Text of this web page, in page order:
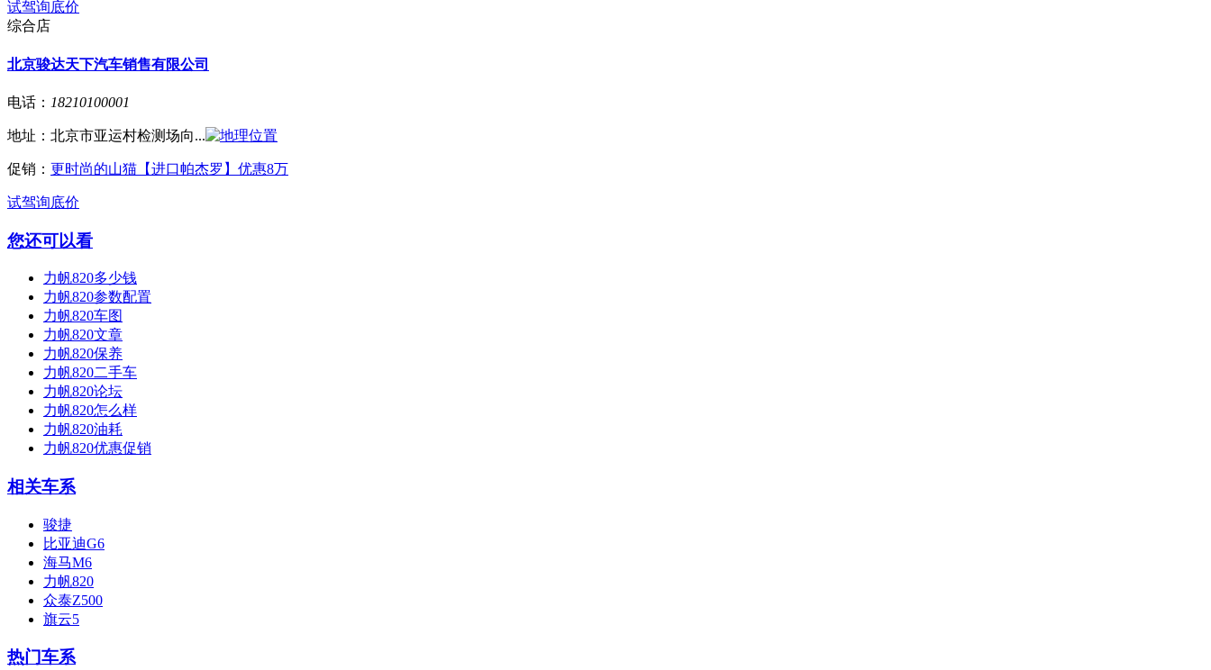
试驾询底价
综合店
北京骏达天下汽车销售有限公司
电话： 18210100001
地址： 北京市亚运村检测场向...
促销： 更时尚的山猫【进口帕杰罗】优惠8万
试驾询底价
您还可以看
力帆820多少钱
力帆820参数配置
力帆820车图
力帆820文章
力帆820保养
力帆820二手车
力帆820论坛
力帆820怎么样
力帆820油耗
力帆820优惠促销
相关车系
骏捷
比亚迪G6
海马M6
力帆820
众泰Z500
旗云5
热门车系